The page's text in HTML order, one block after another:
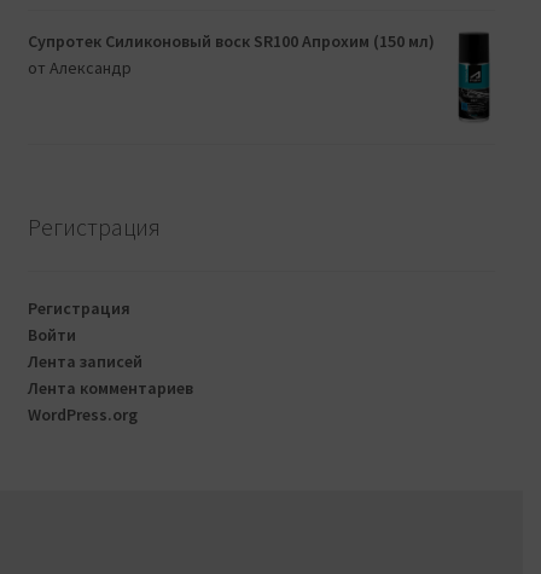
Супротек Силиконовый воск SR100 Апрохим (150 мл)
от Александр
Регистрация
Регистрация
Войти
Лента записей
Лента комментариев
WordPress.org